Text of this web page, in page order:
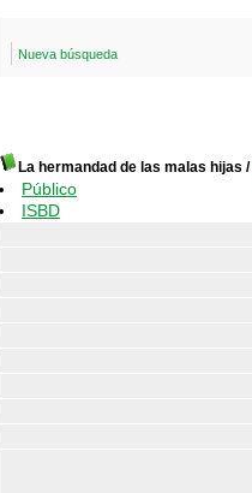
Nueva búsqueda
La hermandad de las malas hijas /
Público
ISBD